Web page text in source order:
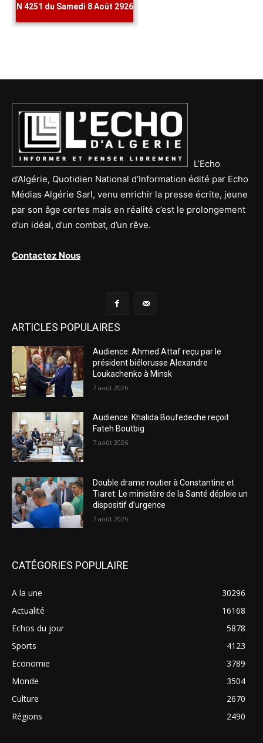
L’Echo
d’Algérie, Quotidien National d’Information édité par Echo
Médias Algérie Sarl, venu enrichir la presse écrite, jeune
par son âge certes mais en réalité c’est le prolongement
d’un idéal, d’un combat, d’un rêve.
Contactez Nous
ARTICLES POPULAIRES
Audience: Ahmed Attaf reçu par le
président biélorusse Alexandre
Loukachenko à Minsk
7 août 2026
Audience: Khalida Boufedeche reçoit
Fateh Boutbig
7 août 2026
Double drame routier à Constantine et
Tiaret: Le ministère de la Santé déploie un
dispositif d’urgence
7 août 2026
CATÉGORIES POPULAIRE
A la une
30296
Actualité
16168
Echos du jour
5878
Sports
4123
Economie
3789
Monde
3504
Culture
2670
Régions
2490